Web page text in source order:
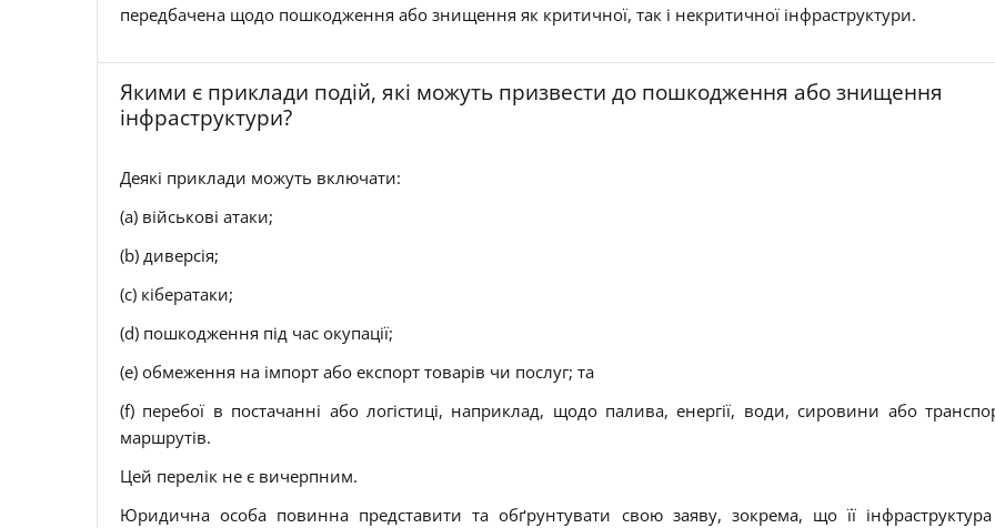
передбачена щодо пошкодження або знищення як критичної, так і некритичної інфраструктури.
Якими є приклади подій, які можуть призвести до пошкодження або знищення
інфраструктури?
Деякі приклади можуть включати:
(a) військові атаки;
(b) диверсія;
(c) кібератаки;
(d) пошкодження під час окупації;
(e) обмеження на імпорт або експорт товарів чи послуг; та
(f) перебої в постачанні або логістиці, наприклад, щодо палива, енергії, води, сировини або
маршрутів.
Цей перелік не є вичерпним.
Юридична особа повинна представити та обґрунтувати свою заяву, зокрема, що її